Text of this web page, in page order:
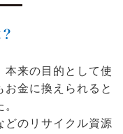
本来の目的として使
お金に換えられると
どのリサイクル資源